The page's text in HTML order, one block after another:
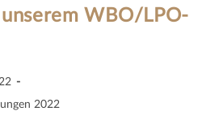
WBO/LPO-
2022